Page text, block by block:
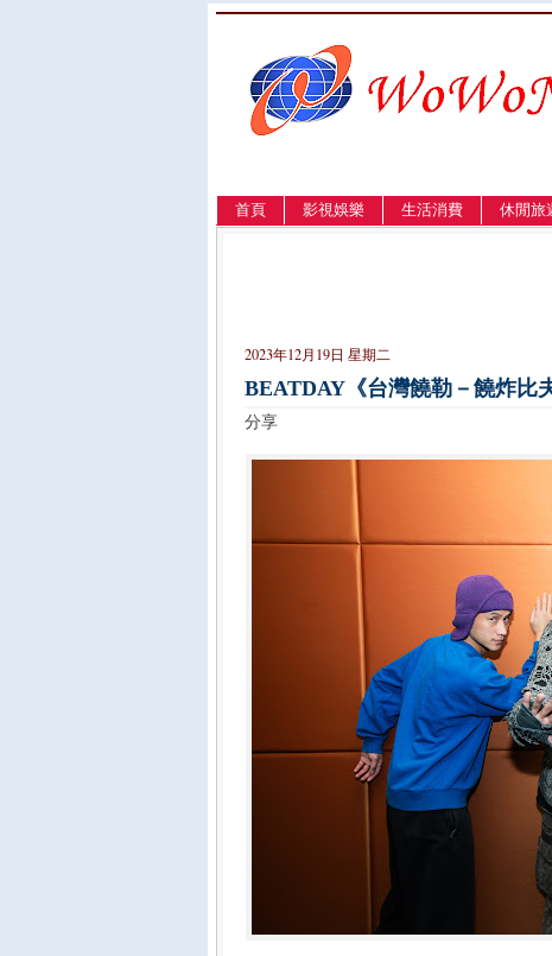
首頁 影視娛樂 生活消費 休閒旅
2023年12月19日 星期二
BEATDAY《台灣饒勒－饒炸比
分享